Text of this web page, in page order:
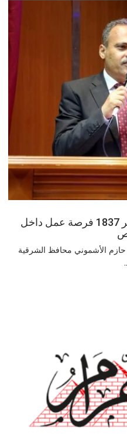
محافظ الشرقية:يعلن عن توفير 1837 فرصة عمل داخل
الأشموني محافظ الشرقية